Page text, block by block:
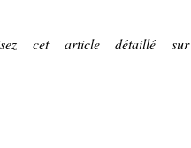
Pour en savoir plus sur l'importance de l'expérience candidat, lisez cet article détaillé sur